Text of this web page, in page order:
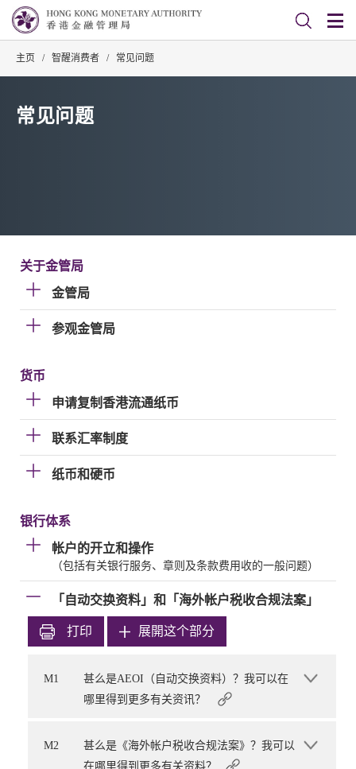
主页 / 智醒消费者 / 常见问题
常见问题
关于金管局
金管局
参观金管局
货币
申请复制香港流通纸币
联系汇率制度
纸币和硬币
银行体系
帐户的开立和操作
（包括有关银行服务、章则及条款费用收的一般问题）
「自动交换资料」和「海外帐户税收合规法案」
打印 展開这个部分
M1
甚么是AEOI（自动交换资料）？我可以在
哪里得到更多有关资讯？
M2
甚么是《海外帐户税收合规法案》？我可以
在哪里得到更多有关资料？